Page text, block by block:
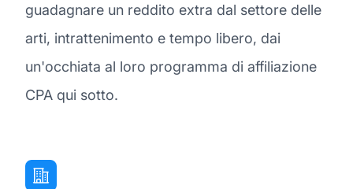
guadagnare un reddito extra dal settore delle
arti, intrattenimento e tempo libero, dai
un'occhiata al loro programma di affiliazione
CPA qui sotto.